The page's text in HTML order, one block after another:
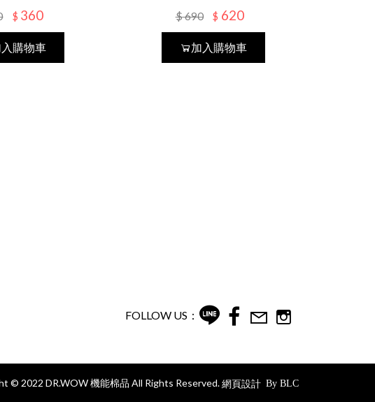
$ 360
購物車
$690 $ 620
加入購物車
FOLLOW US：
© 2022 DR.WOW 機能棉品 All Rights Reserved.網頁設計